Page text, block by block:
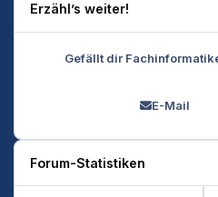
Erzähl’s weiter!
Gefällt dir
E-Mail
Forum-Statistiken